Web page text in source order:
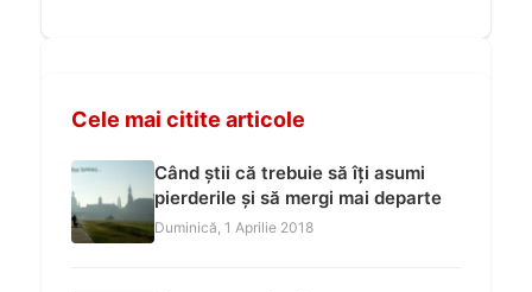
Cele mai citite articole
Când știi că trebuie să îți asumi
pierderile și să mergi mai departe
Duminică, 1 Aprilie 2018